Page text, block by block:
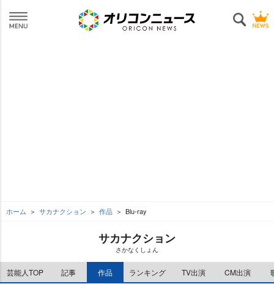
ホーム サカナクション 作品 Blu-ray
サカナクション
さかなくしょん
芸能人TOP 記事 作品 ランキング TV出演 CM出演